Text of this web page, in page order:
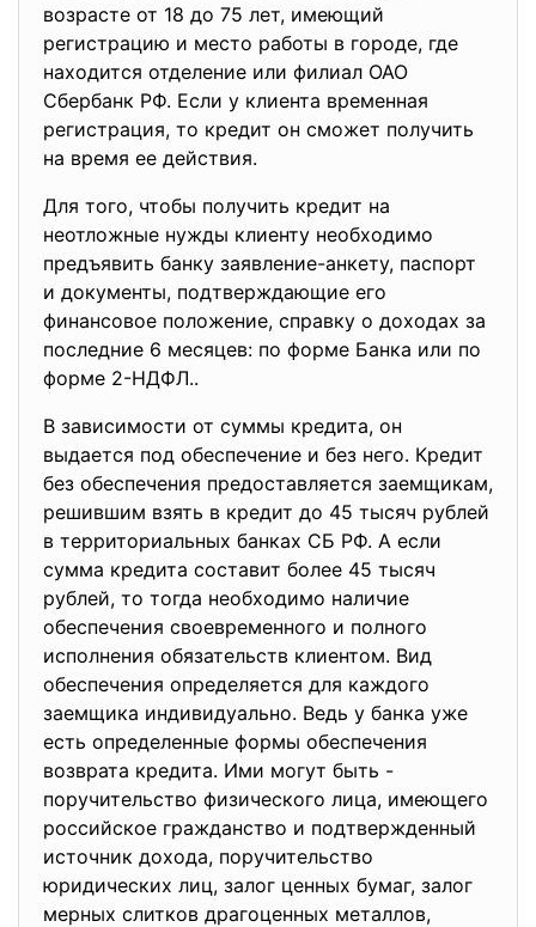
возрасте от 18 до 75 лет, имеющий
регистрацию и место работы в городе, где
находится отделение или филиал ОАО
Сбербанк РФ. Если у клиента временная
регистрация, то кредит он сможет получить
на время ее действия.
Для того, чтобы получить кредит на
неотложные нужды клиенту необходимо
предъявить банку заявление-анкету, паспорт
и документы, подтверждающие его
финансовое положение, справку о доходах за
последние 6 месяцев: по форме Банка или по
форме 2-НДФЛ..
В зависимости от суммы кредита, он
выдается под обеспечение и без него. Кредит
без обеспечения предоставляется заемщикам,
решившим взять в кредит до 45 тысяч рублей
в территориальных банках СБ РФ. А если
сумма кредита составит более 45 тысяч
рублей, то тогда необходимо наличие
обеспечения своевременного и полного
исполнения обязательств клиентом. Вид
обеспечения определяется для каждого
заемщика индивидуально. Ведь у банка уже
есть определенные формы обеспечения
возврата кредита. Ими могут быть -
поручительство физического лица, имеющего
российское гражданство и подтвержденный
источник дохода, поручительство
юридических лиц, залог ценных бумаг, залог
мерных слитков драгоценных металлов,